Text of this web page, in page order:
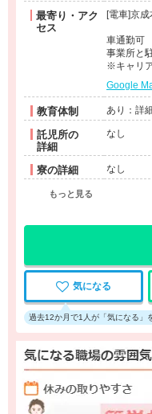
最寄り・アク
セス
[電車]京
車通勤可
事業所と
※キャリ
Google
教育体制 あり：詳
託児所の
詳細
なし
寮の詳細 なし
もっと見る
気になる
過去12か月で1人が「気になる」